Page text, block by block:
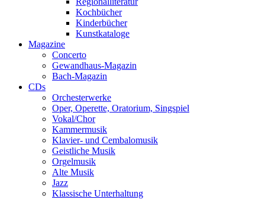
Kochbücher
Kinderbücher
Kunstkataloge
Magazine
Concerto
Gewandhaus-Magazin
Bach-Magazin
CDs
Orchesterwerke
Oper, Operette, Oratorium, Singspiel
Vokal/Chor
Kammermusik
Klavier- und Cembalomusik
Geistliche Musik
Orgelmusik
Alte Musik
Jazz
Klassische Unterhaltung